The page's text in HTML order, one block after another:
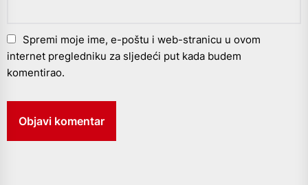
Spremi moje ime, e-poštu i web-stranicu u ovom
internet pregledniku za sljedeći put kada budem
komentirao.